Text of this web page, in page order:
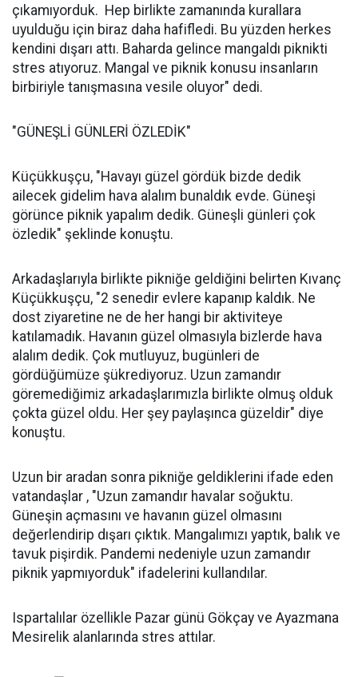
çıkamıyorduk. Hep birlikte zamanında kurallara
uyulduğu için biraz daha hafifledi. Bu yüzden herkes
kendini dışarı attı. Baharda gelince mangaldı piknikti
stres atıyoruz. Mangal ve piknik konusu insanların
birbiriyle tanışmasına vesile oluyor" dedi.
"GÜNEŞLİ GÜNLERİ ÖZLEDİK"
Küçükkuşçu, "Havayı güzel gördük bizde dedik
ailecek gidelim hava alalım bunaldık evde. Güneşi
görünce piknik yapalım dedik. Güneşli günleri çok
özledik" şeklinde konuştu.
Arkadaşlarıyla birlikte pikniğe geldiğini belirten Kıvanç
Küçükkuşçu, "2 senedir evlere kapanıp kaldık. Ne
dost ziyaretine ne de her hangi bir aktiviteye
katılamadık. Havanın güzel olmasıyla bizlerde hava
alalım dedik. Çok mutluyuz, bugünleri de
gördüğümüze şükrediyoruz. Uzun zamandır
göremediğimiz arkadaşlarımızla birlikte olmuş olduk
çokta güzel oldu. Her şey paylaşınca güzeldir" diye
konuştu.
Uzun bir aradan sonra pikniğe geldiklerini ifade eden
vatandaşlar , "Uzun zamandır havalar soğuktu.
Güneşin açmasını ve havanın güzel olmasını
değerlendirip dışarı çıktık. Mangalımızı yaptık, balık ve
tavuk pişirdik. Pandemi nedeniyle uzun zamandır
piknik yapmıyorduk" ifadelerini kullandılar.
Ispartalılar özellikle Pazar günü Gökçay ve Ayazmana
Mesirelik alanlarında stres attılar.